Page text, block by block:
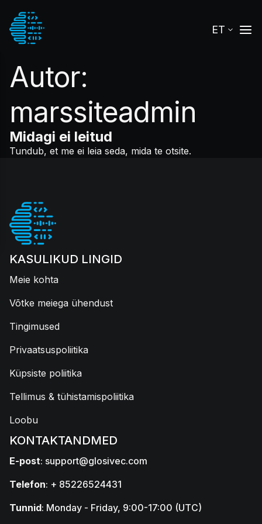
ET
Autor:
marssiteadmin
Midagi ei leitud
Tundub, et me ei leia seda, mida te otsite.
KASULIKUD LINGID
Meie kohta
Võtke meiega ühendust
Tingimused
Privaatsuspoliitika
Küpsiste poliitika
Tellimus & tühistamispoliitika
Loobu
KONTAKTANDMED
E-post: support@glosivec.com
Telefon: + 85226524431
Tunnid: Monday - Friday, 9:00-17:00 (UTC)